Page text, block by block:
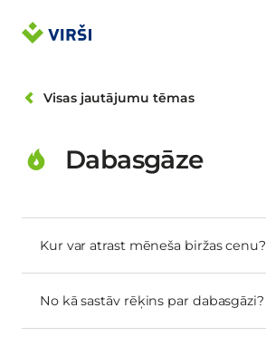
Visas jautājumu tēmas
Dabasgāze
Kur var atrast mēneša biržas cenu?
No kā sastāv rēķins par dabasgāzi?